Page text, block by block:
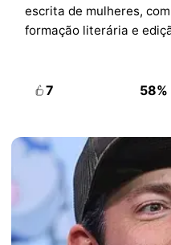
escrita de mulheres,
formação literária e
7 58%